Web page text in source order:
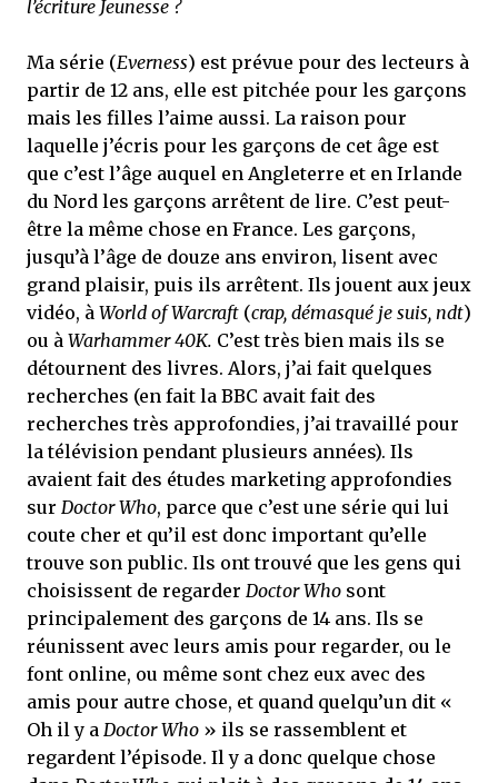
l’écriture Jeunesse ?
Ma série (Everness) est prévue pour des lecteurs à
partir de 12 ans, elle est pitchée pour les garçons
mais les filles l’aime aussi. La raison pour
laquelle j’écris pour les garçons de cet âge est
que c’est l’âge auquel en Angleterre et en Irlande
du Nord les garçons arrêtent de lire. C’est peut-
être la même chose en France. Les garçons,
jusqu’à l’âge de douze ans environ, lisent avec
grand plaisir, puis ils arrêtent. Ils jouent aux jeux
vidéo, à World of Warcraft (crap, démasqué je suis, ndt)
ou à Warhammer 40K. C’est très bien mais ils se
détournent des livres. Alors, j’ai fait quelques
recherches (en fait la BBC avait fait des
recherches très approfondies, j’ai travaillé pour
la télévision pendant plusieurs années). Ils
avaient fait des études marketing approfondies
sur Doctor Who, parce que c’est une série qui lui
coute cher et qu’il est donc important qu’elle
trouve son public. Ils ont trouvé que les gens qui
choisissent de regarder Doctor Who sont
principalement des garçons de 14 ans. Ils se
réunissent avec leurs amis pour regarder, ou le
font online, ou même sont chez eux avec des
amis pour autre chose, et quand quelqu’un dit «
Oh il y a Doctor Who » ils se rassemblent et
regardent l’épisode. Il y a donc quelque chose